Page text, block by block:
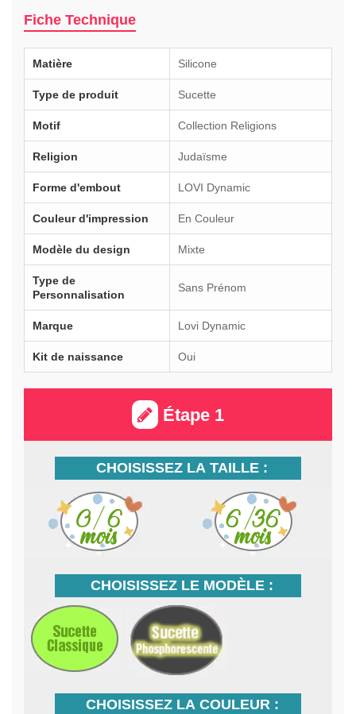
Fiche Technique
Matière Silicone
Type de produit Sucette
Motif Collection Religions
Religion Judaïsme
Forme d'embout LOVI Dynamic
Couleur d'impression En Couleur
Modèle du design Mixte
Type de
Personnalisation
Sans Prénom
Marque Lovi Dynamic
Kit de naissance Oui
Étape 1
CHOISISSEZ LA TAILLE :
CHOISISSEZ LE MODÈLE :
CHOISISSEZ LA COULEUR :